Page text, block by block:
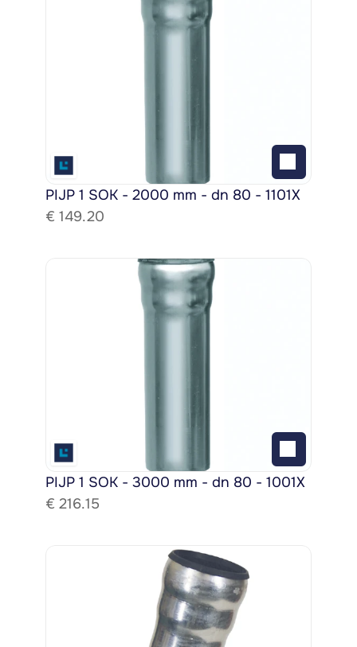
PIJP 1 SOK - 2000 mm - dn 80 - 1101X
€ 149.20
PIJP 1 SOK - 3000 mm - dn 80 - 1001X
€ 216.15